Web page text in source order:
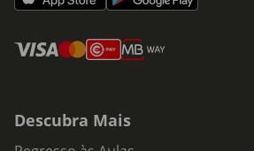
Descubra Mais